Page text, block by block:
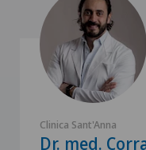
Clinica Sant'Anna
Dr. med.